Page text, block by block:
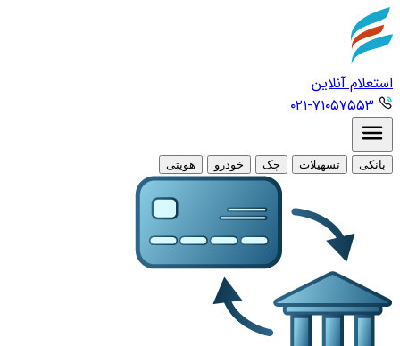
استعلام آنلاین
۰۲۱-۷۱۰۵۷۵۵۳
بانکی تسهیلات چک خودرو هویتی